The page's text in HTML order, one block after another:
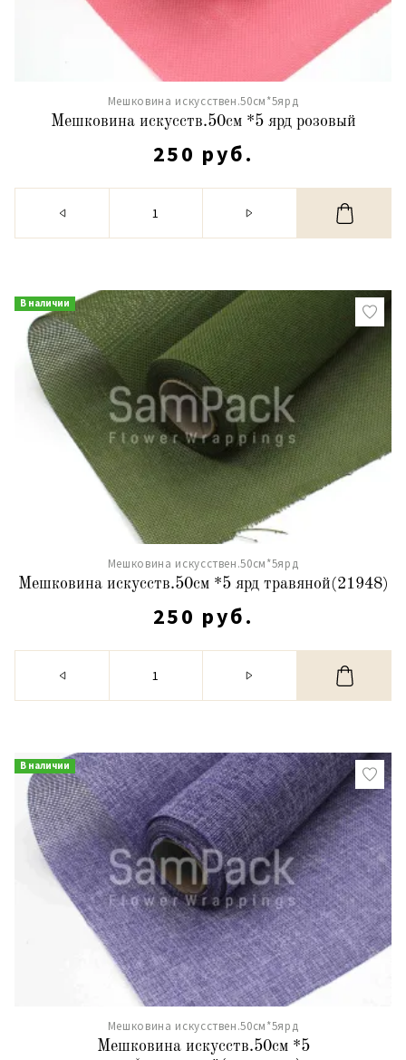
Мешковина искусствен.50см*5ярд
Мешковина искусств.50см *5 ярд розовый
250 руб.
В наличии
Мешковина искусствен.50см*5ярд
Мешковина искусств.50см *5 ярд травяной(21948)
250 руб.
В наличии
Мешковина искусствен.50см*5ярд
Мешковина искусств.50см *5